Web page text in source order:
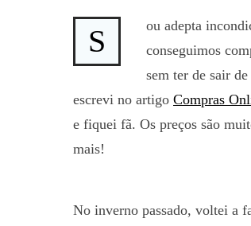
S ou adepta
conseguimos
sem ter de sair
escrevi no artigo Compras
e fiquei fã. Os preços são
mais!
No inverno passado, voltei a